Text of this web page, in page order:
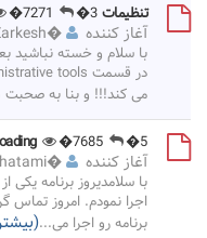
تنظیمات Local security policy
�7271 �3
آغاز کننده �
با سلام و خسته نباشید
می کند!!! و بنا به
�7685 �5
آغاز کننده �
با سلامدیروز برنامه یکی
اجرا نمودم. امروز تماس
برنامه رو اجرا می...